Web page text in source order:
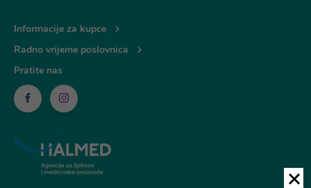
Informacije za kupce
Radno vrijeme poslovnica
Pratite nas